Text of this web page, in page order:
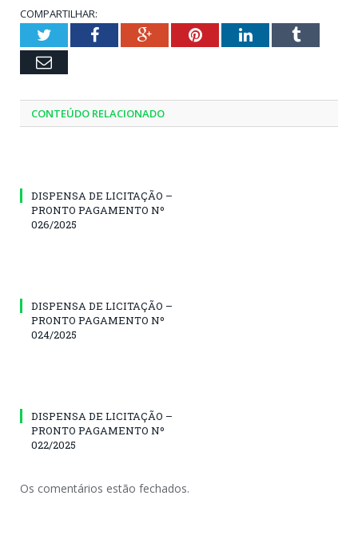
COMPARTILHAR:
TwitterFacebookGoogle+PinterestLinkedInTumblr
Email
CONTEÚDO RELACIONADO
DISPENSA DE LICITAÇÃO –
PRONTO PAGAMENTO Nº
026/2025
DISPENSA DE LICITAÇÃO –
PRONTO PAGAMENTO Nº
024/2025
DISPENSA DE LICITAÇÃO –
PRONTO PAGAMENTO Nº
022/2025
Os comentários estão fechados.